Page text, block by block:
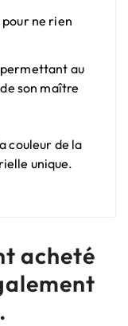
pour ne rien
au
son maître
couleur de la
unique.
acheté